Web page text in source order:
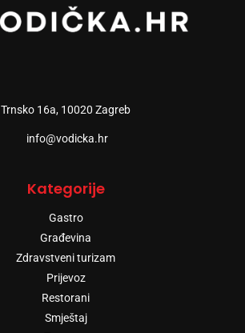
Trnsko 16a, 10020 Zagreb
info@vodicka.hr
Kategorije
Gastro
Građevina
Zdravstveni turizam
Prijevoz
Restorani
Smještaj